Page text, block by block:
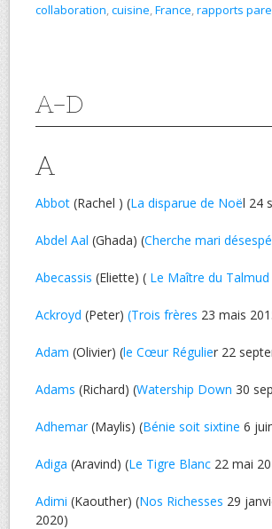
collaboration,cuisine,France,rapports
A-D
A
Abbot (Rachel ) (La disparue de Noël 24
Abdel Aal (Ghada) (Cherche mari
Abecassis (Eliette) ( Le Maître du Talmud
Ackroyd (Peter) (Trois frères 23 mais
Adam (Olivier) (le Cœur Régulier 22
Adams (Richard) (Watership Down 30
Adhemar(Maylis) (Bénie soit sixtine 6
Adiga (Aravind) (Le Tigre Blanc 22 mai
Adimi (Kaouther) (Nos Richesses 29
2020)